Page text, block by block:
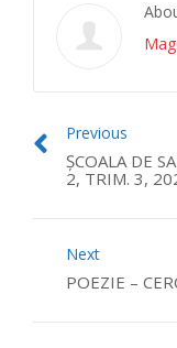
Previous
ȘCOALA DE
2, TRIM. 3,
Next
POEZIE –